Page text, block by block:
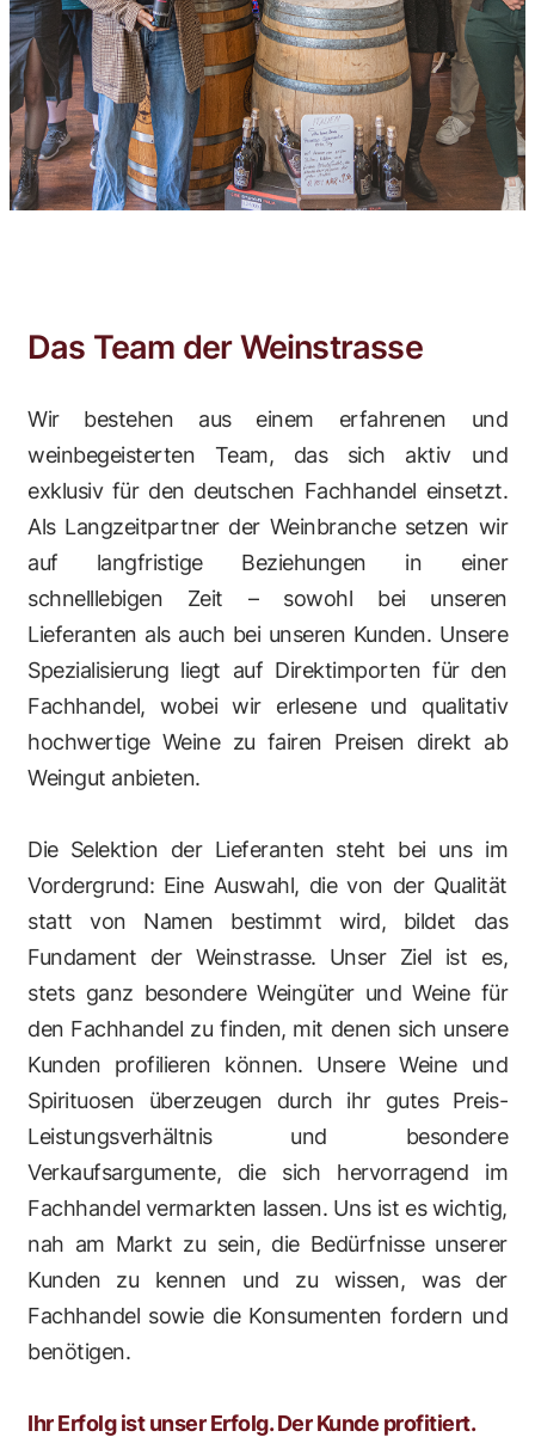
Das Team der Weinstrasse
Wir bestehen aus einem erfahrenen und
weinbegeisterten Team, das sich aktiv und
exklusiv für den deutschen Fachhandel einsetzt.
Als Langzeitpartner der Weinbranche setzen wir
auf langfristige Beziehungen in einer
schnelllebigen Zeit – sowohl bei unseren
Lieferanten als auch bei unseren Kunden. Unsere
Spezialisierung liegt auf Direktimporten für den
Fachhandel, wobei wir erlesene und qualitativ
hochwertige Weine zu fairen Preisen direkt ab
Weingut anbieten.
Die Selektion der Lieferanten steht bei uns im
Vordergrund: Eine Auswahl, die von der Qualität
statt von Namen bestimmt wird, bildet das
Fundament der Weinstrasse. Unser Ziel ist es,
stets ganz besondere Weingüter und Weine für
den Fachhandel zu finden, mit denen sich unsere
Kunden profilieren können. Unsere Weine und
Spirituosen überzeugen durch ihr gutes Preis-
Leistungsverhältnis und besondere
Verkaufsargumente, die sich hervorragend im
Fachhandel vermarkten lassen. Uns ist es wichtig,
nah am Markt zu sein, die Bedürfnisse unserer
Kunden zu kennen und zu wissen, was der
Fachhandel sowie die Konsumenten fordern und
benötigen.
Ihr Erfolg ist unser Erfolg. Der Kunde profitiert.